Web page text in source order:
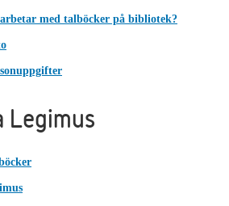
med talböcker på bibliotek?
Legimus